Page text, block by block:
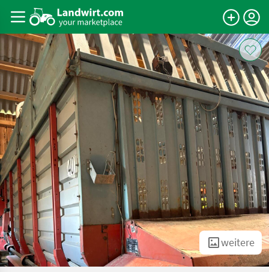
weitere